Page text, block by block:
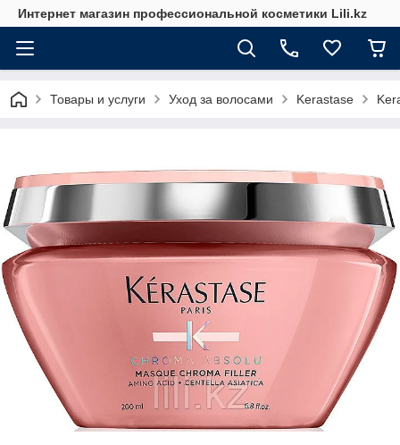
Интернет магазин профессиональной косметики Lili.kz
Товары и услуги Уход за волосами Kerastase